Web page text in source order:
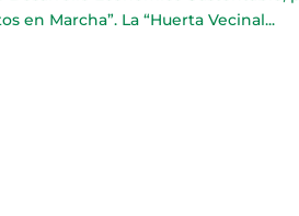
en Marcha”. La “Huerta Vecinal...